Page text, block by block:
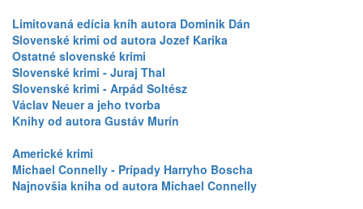
Limitovaná edícia kníh autora Dominik Dán
Slovenské krimi od autora Jozef Karika
Ostatné slovenské krimi
Slovenské krimi - Juraj Thal
Slovenské krimi - Arpád Soltész
Václav Neuer a jeho tvorba
Knihy od autora Gustáv Murín
Americké krimi
Michael Connelly - Prípady Harryho Boscha
Najnovšia kniha od autora Michael Connelly